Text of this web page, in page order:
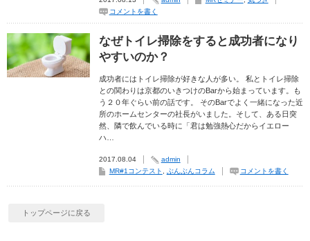
コメントを書く
なぜトイレ掃除をすると成功者になり
やすいのか？
成功者にはトイレ掃除が好きな人が多い。 私とトイレ掃除
との関わりは京都のいきつけのBarから始まっています。も
う２０年ぐらい前の話です。 そのBarでよく一緒になった近
所のホームセンターの社長がいました。そして、ある日突
然、隣で飲んでいる時に「君は勉強熱心だからイエロー
ハ…
2017.08.04
admin
MR#1コンテスト
ぶんぶんコラム コメントを書く
トップページに戻る